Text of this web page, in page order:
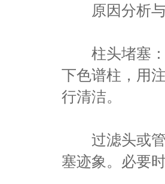
原因分析与
柱头堵塞：
下色谱柱，用
行清洁。
过滤头或管
塞迹象。必要